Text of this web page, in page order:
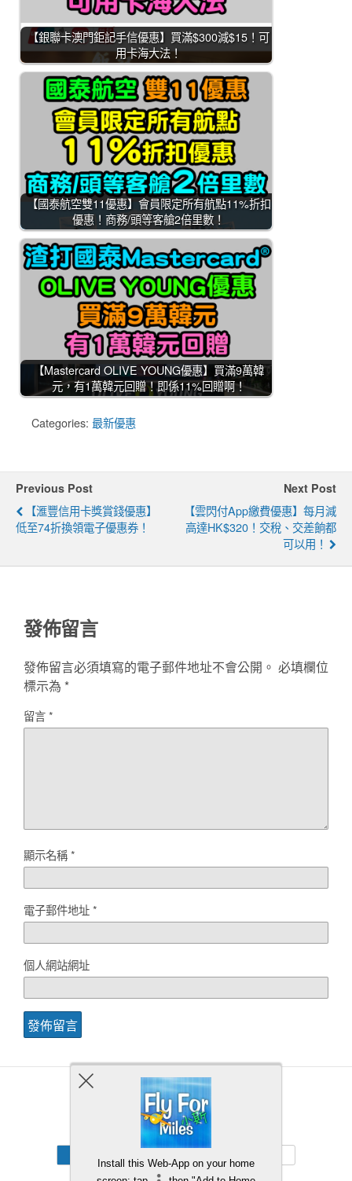
【銀聯卡澳門鉅記手信優惠】買滿$300減$15！可
用卡海大法！
【國泰航空雙11優惠】會員限定所有航點11%折扣
優惠！商務/頭等客艙2倍里數！
【Mastercard OLIVE YOUNG優惠】買滿9萬韓
元，有1萬韓元回贈！即係11%回贈啊！
Categories: 最新優惠
Previous Post
【滙豐信用卡獎賞錢優惠】
低至74折換領電子優惠券！
Next Post
【雲閃付App繳費優惠】每月減
高達HK$320！交稅、交差餉都
可以用！
發佈留言
發佈留言必須填寫的電子郵件地址不會公開。 必填欄位
標示為 *
留言*
顯示名稱*
電子郵件地址*
個人網站網址
Back to top
Install this Web-App on your home